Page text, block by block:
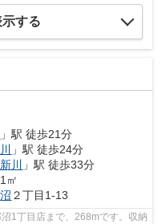
する
」駅 徒歩21分
」駅 徒歩24分
川
」駅 徒歩33分
㎡
沼 ２丁目1-13
1丁目店まで、268mです。収納